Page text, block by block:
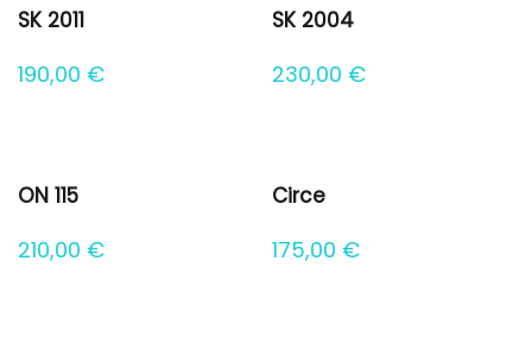
SK 2011
190,00 €
SK 2004
230,00 €
ON 115
210,00 €
Circe
175,00 €